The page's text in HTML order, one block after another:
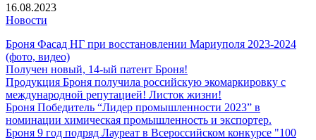
16.08.2023
Новости
Броня Фасад НГ при восстановлении Мариуполя 2023-2024
(фото, видео)
Получен новый, 14-ый патент Броня!
Продукция Броня получила российскую экомаркировку с
международной репутацией! Листок жизни!
Броня Победитель “Лидер промышленности 2023” в
номинации химическая промышленность и экспортер.
Броня 9 год подряд Лауреат в Всероссийском конкурсе "100